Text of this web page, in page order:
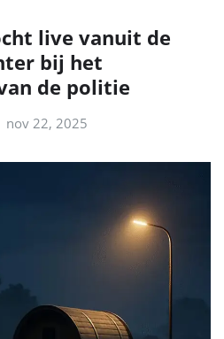
live vanuit de
bij het
de politie
nov 22, 2025